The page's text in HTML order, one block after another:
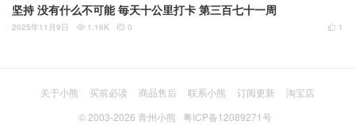
坚持 没有什么不可能 毎天十公里打卡 第三百七十一周
 1
2025年11月9日  1.16K  0
关于小熊 买前必读 商品售后 联系小熊 订阅更新
淘宝店
© 2003-2026 青州小熊 粤ICP备12089271号